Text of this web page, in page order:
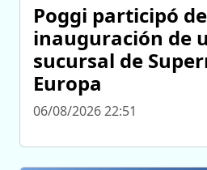
Poggi participó
inauguración de
sucursal de
Europa
06/08/2026 22:51